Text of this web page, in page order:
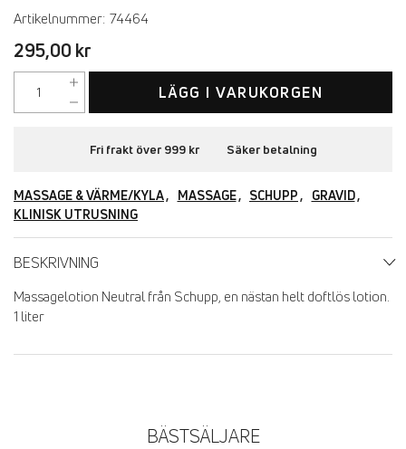
Artikelnummer: 74464
295,00 kr
LÄGG I VARUKORGEN
Fri frakt över 999 kr Säker betalning
MASSAGE & VÄRME/KYLA MASSAGE SCHUPP
GRAVID
KLINISK UTRUSNING
BESKRIVNING
Massagelotion Neutral från Schupp, en nästan helt doftlös lotion.
1 liter
BÄSTSÄLJARE